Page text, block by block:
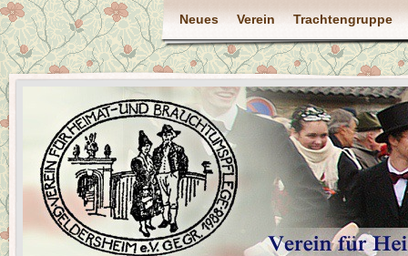
Neues Verein Trachtengruppe